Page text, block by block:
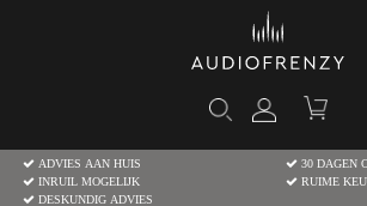
ADVIES AAN HUIS
30 DAGEN
INRUIL MOGELIJK
RUIME
DESKUNDIG ADVIES